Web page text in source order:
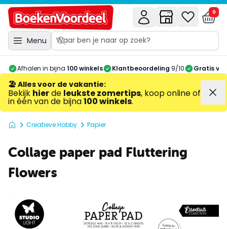
Menu
0
Afhalen in bijna 100 winkels Klantbeoordeling 9/10 Gratis
🏖️ Alles voor de vakantie:
Bekijk hierde leukste zomertips, koop online of
in één van de bijna100 winkels.
Creatieve Hobby Papier
Collage paper pad Fluttering
Flowers